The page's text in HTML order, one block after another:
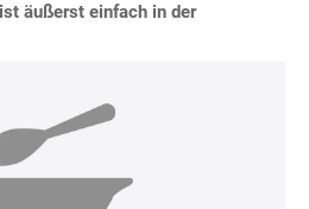
äußerst einfach in der